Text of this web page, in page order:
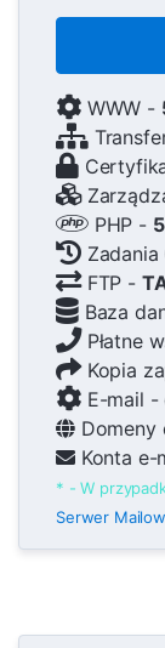
WWW -
PHP -
Zadania
FTP -
Baza
Płatne
Kopia
E-mail -
Domeny
Konta e-
* - W
Serwer